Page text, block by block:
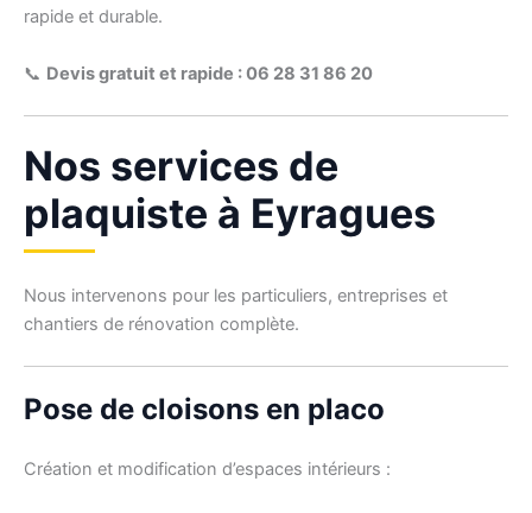
rapide et durable.
📞 Devis gratuit et rapide : 06 28 31 86 20
Nos services de
plaquiste à Eyragues
Nous intervenons pour les particuliers, entreprises et
chantiers de rénovation complète.
Pose de cloisons en placo
Création et modification d’espaces intérieurs :